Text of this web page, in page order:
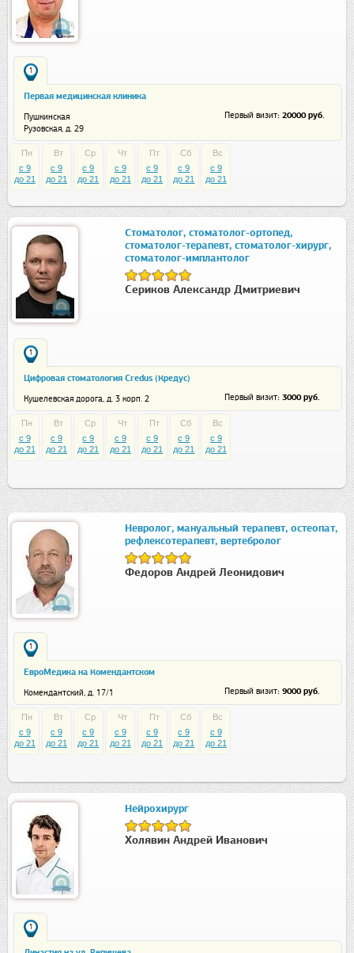
1
Первая медицинская клиника
Пушкинская
Рузовская, д. 29
Первый визит: 20000 руб.
Пн
c 9
до 21
Вт
c 9
до 21
Ср
c 9
до 21
Чт
c 9
до 21
Пт
c 9
до 21
Сб
c 9
до 21
Вс
c 9
до 21
Стоматолог, стоматолог-ортопед,
стоматолог-терапевт, стоматолог-хирург,
стоматолог-имплантолог
Сериков Александр Дмитриевич
1
Цифровая стоматология Credus (Кредус)
Кушелевская дорога, д. 3 корп. 2 Первый визит: 3000 руб.
Пн
c 9
до 21
Вт
c 9
до 21
Ср
c 9
до 21
Чт
c 9
до 21
Пт
c 9
до 21
Сб
c 9
до 21
Вс
c 9
до 21
Невролог, мануальный терапевт, остеопат,
рефлексотерапевт, вертебролог
Федоров Андрей Леонидович
1
ЕвроМедика на Комендантском
Комендантский, д. 17/1 Первый визит: 9000 руб.
Пн
c 9
до 21
Вт
c 9
до 21
Ср
c 9
до 21
Чт
c 9
до 21
Пт
c 9
до 21
Сб
c 9
до 21
Вс
c 9
до 21
Нейрохирург
Холявин Андрей Иванович
1